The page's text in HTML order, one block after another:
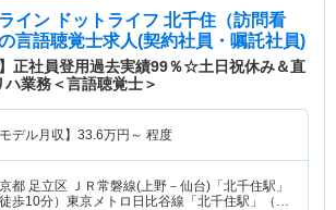
イン ドットライフ 北千住（訪問看
言語聴覚士求人(契約社員・嘱託社員)
】正社員登用過去実績99％☆土日祝休み＆直
業務＜言語聴覚士＞
モデル月収】 33.6万円～ 程度
都 足立区 ＪＲ常磐線(上野－仙台)「北千住駅」
徒歩10分）東京メトロ日比谷線「北千住駅」（徒